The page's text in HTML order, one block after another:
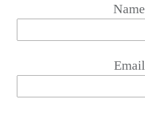
Name
Email